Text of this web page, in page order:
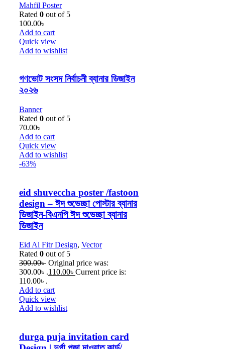
Mahfil Poster
Rated 0 out of 5
100.00৳
Add to cart
Quick view
Add to wishlist
গণভোট সংসদ নির্বাচনী ব্যানার ডিজাইন
২০২৬
Banner
Rated 0 out of 5
70.00৳
Add to cart
Quick view
Add to wishlist
-63%
eid shuveccha poster /fastoon
design – ঈদ শুভেচ্ছা পোস্টার ব্যানার
ডিজাইন-বিএনপি ঈদ শুভেচ্ছা ব্যানার
ডিজাইন
Eid Al Fitr Design, Vector
Rated 0 out of 5
300.00৳ Original price was:
300.00৳ .110.00৳ Current price is:
110.00৳ .
Add to cart
Quick view
Add to wishlist
durga puja invitation card